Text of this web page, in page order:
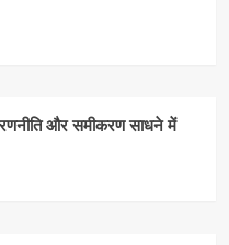
और समीकरण साधने में